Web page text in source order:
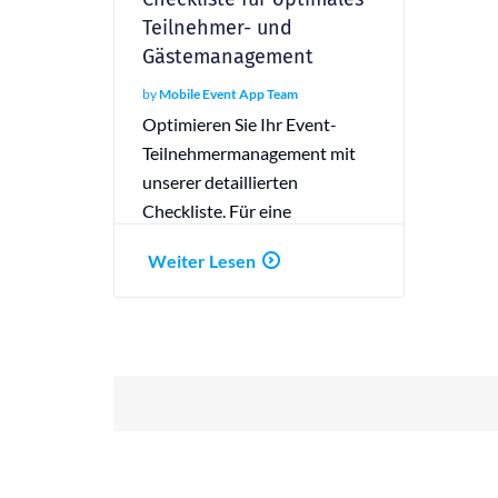
Teilnehmer- und
Gästemanagement
byMobile Event App Team
Optimieren Sie Ihr Event-
Teilnehmermanagement mit
unserer detaillierten
Checkliste. Für eine
Veranstaltungsplanung!
Weiter Lesen